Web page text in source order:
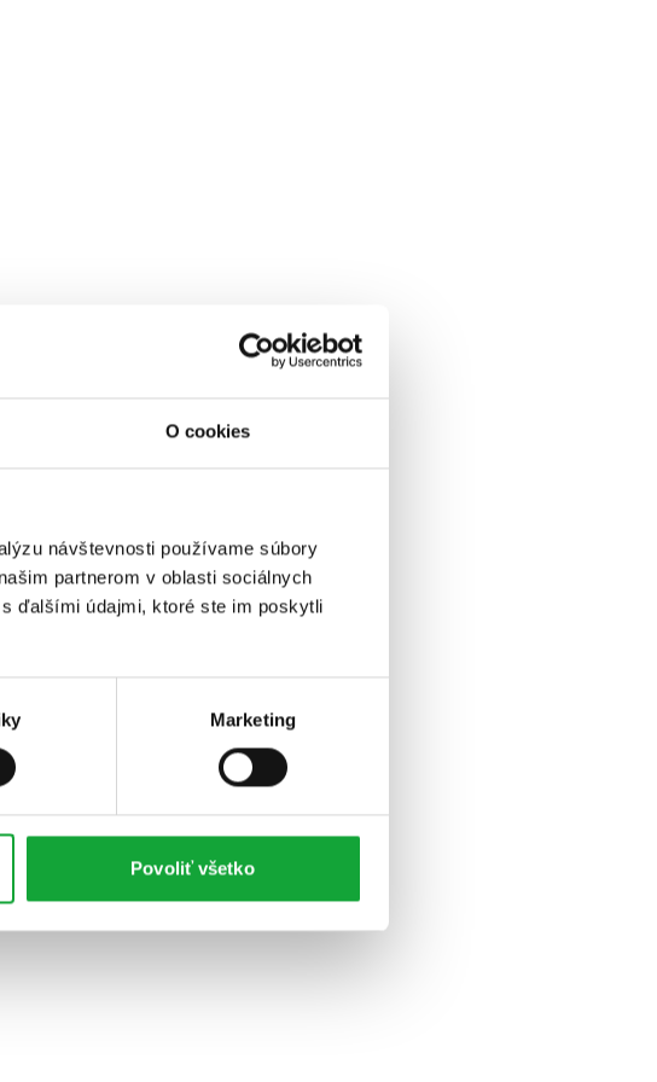
O cookies
návštevnosti používame súbory
partnerom v oblasti sociálnych
ďalšími údajmi, ktoré ste im poskytli
Marketing
Povoliť všetko